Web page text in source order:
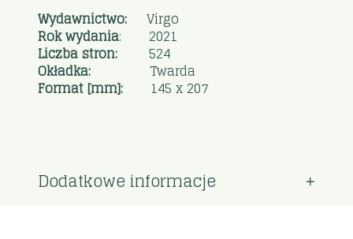
Wydawnictwo: Virgo
Rok wydania: 2021
Liczba stron: 524
Okładka: Twarda
Format [mm]: 145 x 207
Dodatkowe informacje